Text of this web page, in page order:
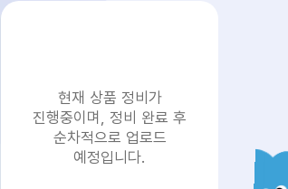
현재 상품 정비가
진행중이며, 정비 완료 후
순차적으로 업로드
예정입니다.